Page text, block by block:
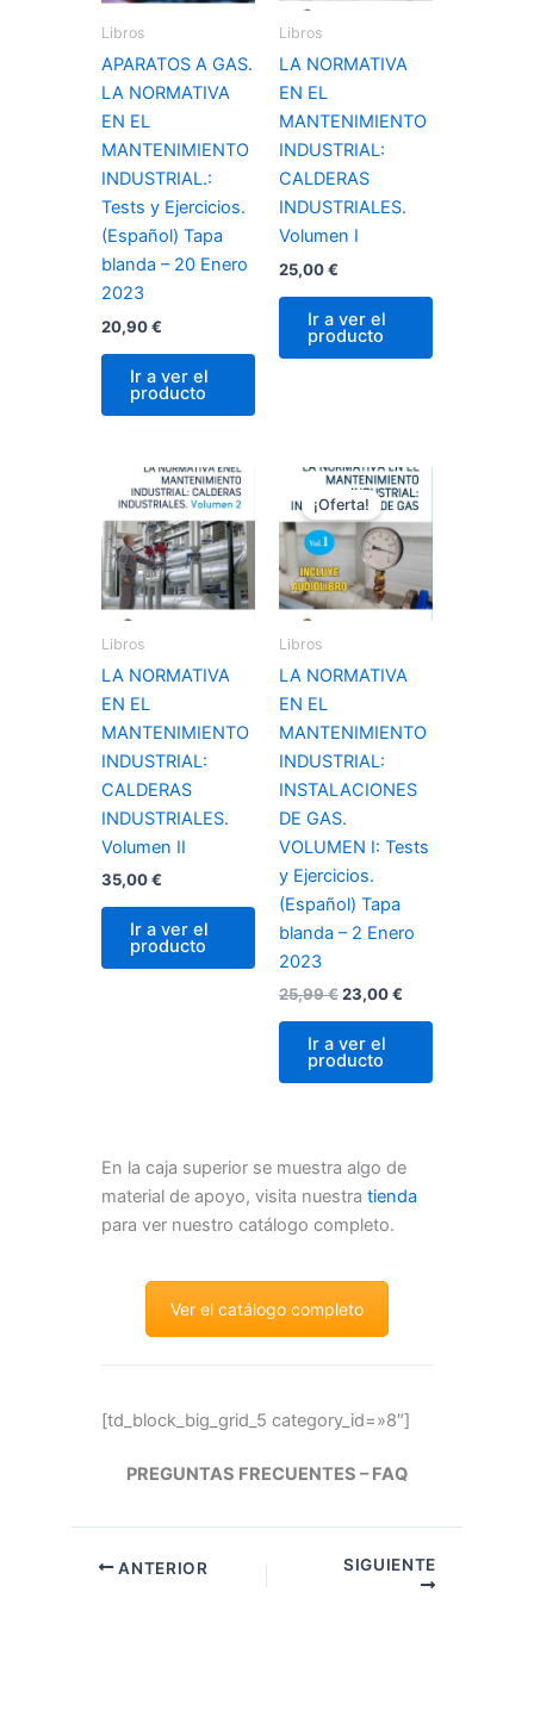
Libros
APARATOS A GAS.
LA NORMATIVA
EN EL
MANTENIMIENTO
INDUSTRIAL.:
Tests y Ejercicios.
(Español) Tapa
blanda – 20 Enero
2023
20,90€
Ir a ver el
producto
Libros
LA NORMATIVA
EN EL
MANTENIMIENTO
INDUSTRIAL:
CALDERAS
INDUSTRIALES.
Volumen I
25,00€
Ir a ver el
producto
Libros
LA NORMATIVA
EN EL
MANTENIMIENTO
INDUSTRIAL:
CALDERAS
INDUSTRIALES.
Volumen II
35,00€
Ir a ver el
producto
¡Oferta!
Libros
LA NORMATIVA
EN EL
MANTENIMIENTO
INDUSTRIAL:
INSTALACIONES
DE GAS.
VOLUMEN I: Tests
y Ejercicios.
(Español) Tapa
blanda – 2 Enero
2023
25,99€
El
precio
original
era:
25,99 €.
23,00€
El
precio
actual
es:
23,00 €.
Ir a ver el
producto
En la caja superior se muestra algo de
material de apoyo, visita nuestra tienda
para ver nuestro catálogo completo.
Ver el catálogo completo
[td_block_big_grid_5 category_id=»8″]
PREGUNTAS FRECUENTES – FAQ
ANTERIOR SIGUIENTE